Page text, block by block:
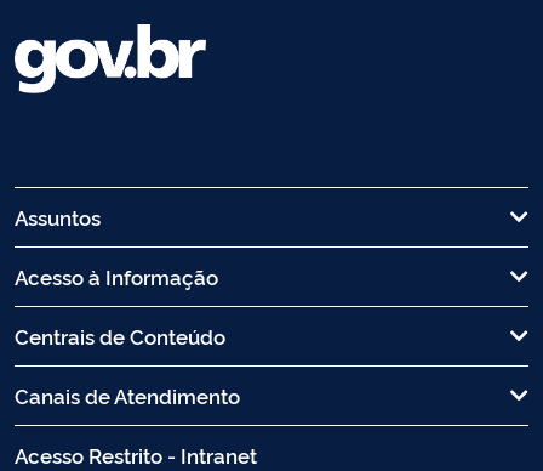
Assuntos
Acesso à Informação
Centrais de Conteúdo
Canais de Atendimento
Acesso Restrito - Intranet